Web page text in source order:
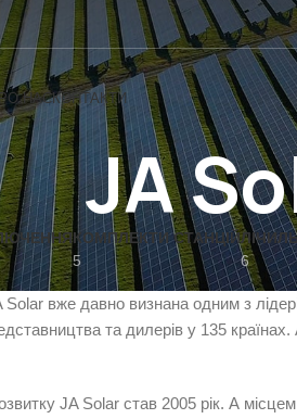
НАСКОНТАКТИ
JA
КОМПЛЕКТИ СТАНЦІЙ
5
6
Solar вже давно визнана одним з
та дилерів у 135
JA Solar став 2005 рік. А